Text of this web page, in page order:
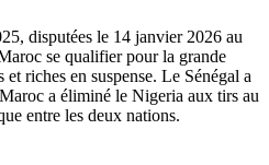
disputées le 14 janvier 2026 au
se qualifier pour la grande
riches en suspense. Le Sénégal a
a éliminé le Nigeria aux tirs au
entre les deux nations.